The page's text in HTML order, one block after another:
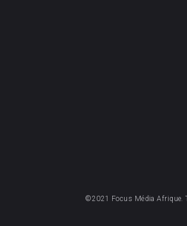
©2021 Focus Média Afrique.